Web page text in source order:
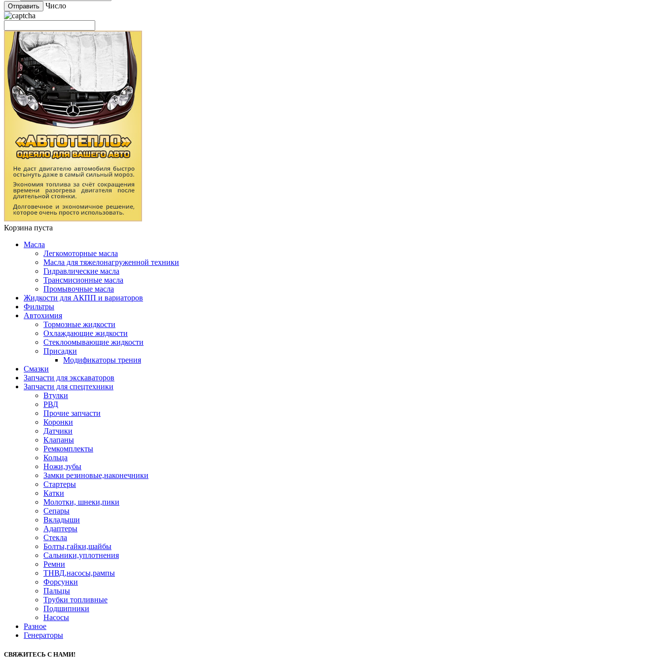
Число
Корзина пуста
Масла
Легкомоторные масла
Масла для тяжелонагруженной техники
Гидравлические масла
Трансмисионные масла
Промывочные масла
Жидкости для АКПП и вариаторов
Фильтры
Автохимия
Тормозные жидкости
Охлаждающие жидкости
Стеклоомывающие жидкости
Присадки
Модификаторы трения
Смазки
Запчасти для экскаваторов
Запчасти для спецтехники
Втулки
РВД
Прочие запчасти
Коронки
Датчики
Клапаны
Ремкомплекты
Кольца
Ножи,зубы
Замки резиновые,наконечники
Стартеры
Катки
Молотки, шнеки,пики
Сепары
Вкладыши
Адаптеры
Стекла
Болты,гайки,шайбы
Сальники,уплотнения
Ремни
ТНВД,насосы,рампы
Форсунки
Пальцы
Трубки топливные
Подшипники
Насосы
Разное
Генераторы
СВЯЖИТЕСЬ С НАМИ!